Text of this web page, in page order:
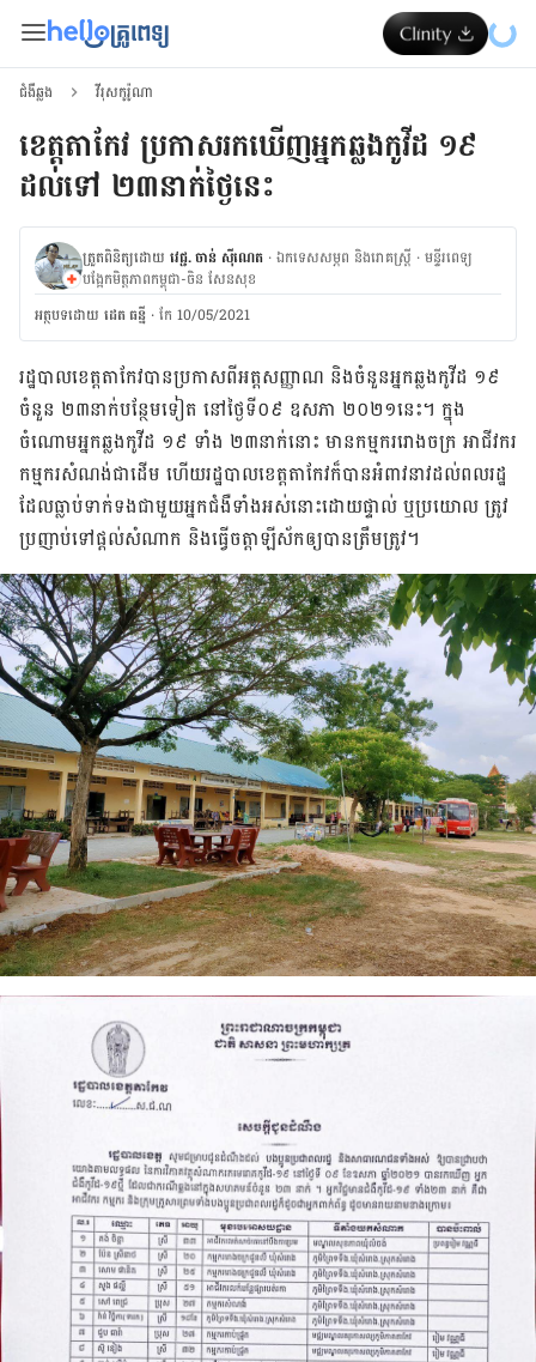
ជំងឺឆ្លង វីរុសកូរ៉ូណា
ខេត្តតាកែវ ប្រកាសរកឃើញអ្នកឆ្លងកូវីដ ១៩
ដល់ទៅ ២៣នាក់ថ្ងៃនេះ
ត្រួតពិនិត្យដោយ វេជ្ជ. ចាន់ ស៊ីណេត ·ឯកទេសសម្ភព និងរោគស្ត្រី ·ម​ន្ទីរពេទ្យ
បង្អែកមិត្តភាពកម្ពុជា-ចិន សែនសុខ
អត្ថបទ​ដោយ ដេត ធន្នី ·កែ 10/05/2021
រដ្ឋបាល​ខេត្ត​តាកែវ​បាន​ប្រកាស​ពី​អត្តសញ្ញាណ និង​ចំនួន​អ្នក​ឆ្លង​កូវីដ ១៩
ចំនួន ២៣នាក់បន្ថែម​ទៀត នៅ​ថ្ងៃទី០៩ ឧសភា ២០២១នេះ។ ក្នុង
ចំណោម​អ្នក​ឆ្លង​កូវីដ ១៩ ទាំង ២៣នាក់នោះ មាន​កម្មករ​រោងចក្រ អាជីវករ
កម្មករសំណង់ជាដើម ហើយ​រដ្ឋបាល​ខេត្ត​តាកែវ​ក៏​បាន​អំពាវនាវ​ដល់​ពលរដ្ឋ​
ដែល​ធ្លាប់​ទាក់ទងជាមួយ​អ្នក​ជំងឺ​ទាំងអស់​នោះ​ដោយផ្ទាល់ ឬ​ប្រយោល ត្រូវ​
ប្រញាប់​ទៅ​ផ្តល់​សំណាក និង​ធ្វើ​ចត្តាឡីស័ក​ឲ្យ​បាន​ត្រឹមត្រូវ។